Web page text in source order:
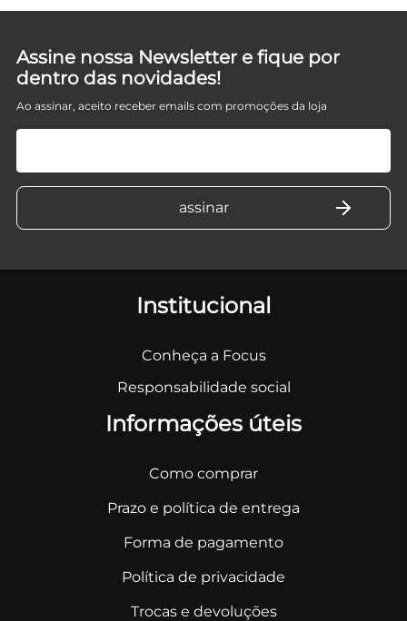
Assine nossa Newsletter e fique por
dentro das novidades!
Ao assinar, aceito receber emails com promoções da loja
Institucional
Conheça a Focus
Responsabilidade social
Informações úteis
Como comprar
Prazo e política de entrega
Forma de pagamento
Política de privacidade
Trocas e devoluções